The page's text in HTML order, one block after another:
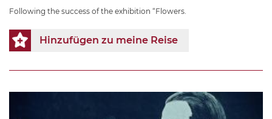
Following the success of the exhibition “Flowers.
Hinzufügen zu meine Reise